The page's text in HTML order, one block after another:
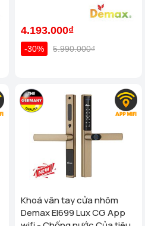
4.193.000₫
-30% 5.990.000₫
Khoá vân tay cửa nhôm
Demax El699 Lux CG App